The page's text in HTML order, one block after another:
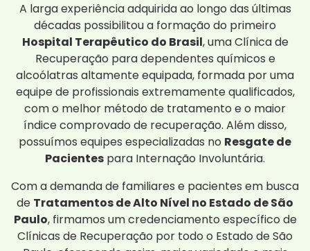
A larga experiência adquirida ao longo das últimas
décadas possibilitou a formação do primeiro
Hospital Terapêutico do Brasil, uma Clínica de
Recuperação para dependentes químicos e
alcoólatras altamente equipada, formada por uma
equipe de profissionais extremamente qualificados,
com o melhor método de tratamento e o maior
índice comprovado de recuperação. Além disso,
possuímos equipes especializadas no Resgate de
Pacientes para Internação Involuntária.
Com a demanda de familiares e pacientes em busca
de Tratamentos de Alto Nível no Estado de São
Paulo, firmamos um credenciamento específico de
Clínicas de Recuperação por todo o Estado de São